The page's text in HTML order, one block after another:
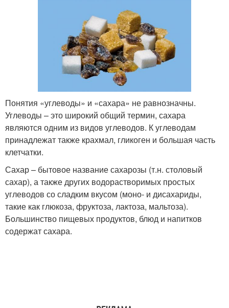
Понятия «углеводы» и «сахара» не равнозначны.
Углеводы – это широкий общий термин, сахара
являются одним из видов углеводов. К углеводам
принадлежат также крахмал, гликоген и большая часть
клетчатки.
Сахар – бытовое название сахарозы (т.н. столовый
сахар), а также других водорастворимых простых
углеводов со сладким вкусом (моно- и дисахариды,
такие как глюкоза, фруктоза, лактоза, мальтоза).
Большинство пищевых продуктов, блюд и напитков
содержат сахара.